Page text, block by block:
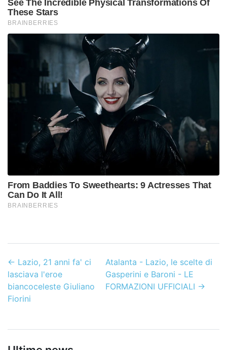
← Lazio, 21 anni fa' ci
lasciava l'eroe
biancoceleste Giuliano
Fiorini
Atalanta - Lazio, le scelte di
Gasperini e Baroni - LE
FORMAZIONI UFFICIALI →